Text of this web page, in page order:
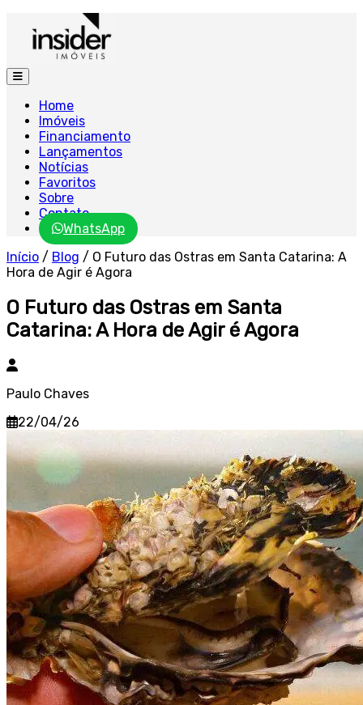
Home
Imóveis
Financiamento
Lançamentos
Notícias
Favoritos
Sobre
Contato
WhatsApp
Início / Blog / O Futuro das Ostras em Santa Catarina: A
Hora de Agir é Agora
O Futuro das Ostras em Santa
Catarina: A Hora de Agir é Agora
Paulo Chaves
22/04/26